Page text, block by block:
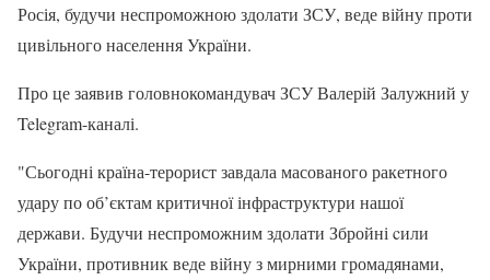
Росія, будучи неспроможною здолати ЗСУ, веде війну проти
цивільного населення України.
Про це заявив головнокомандувач ЗСУ Валерій Залужний у
Telegram-каналі.
"Сьогодні країна-терорист завдала масованого ракетного
удару по об’єктам критичної інфраструктури нашої
держави. Будучи неспроможним здолати Збройні cили
України, противник веде війну з мирними громадянами,